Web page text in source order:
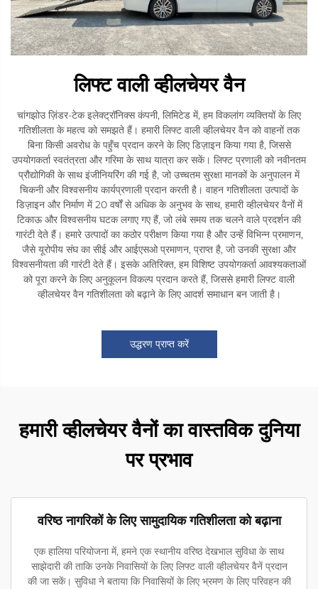
लिफ्ट वाली व्हीलचेयर वैन
चांगझोउ ज़िंडर-टेक इलेक्ट्रॉनिक्स कंपनी, लिमिटेड में, हम विकलांग व्यक्तियों के लिए
गतिशीलता के महत्व को समझते हैं। हमारी लिफ्ट वाली व्हीलचेयर वैन को वाहनों तक
बिना किसी अवरोध के पहुँच प्रदान करने के लिए डिज़ाइन किया गया है, जिससे
उपयोगकर्ता स्वतंत्रता और गरिमा के साथ यात्रा कर सकें। लिफ्ट प्रणाली को नवीनतम
प्रौद्योगिकी के साथ इंजीनियरिंग की गई है, जो उच्चतम सुरक्षा मानकों के अनुपालन में
चिकनी और विश्वसनीय कार्यप्रणाली प्रदान करती है। वाहन गतिशीलता उत्पादों के
डिज़ाइन और निर्माण में 20 वर्षों से अधिक के अनुभव के साथ, हमारी व्हीलचेयर वैनों में
टिकाऊ और विश्वसनीय घटक लगाए गए हैं, जो लंबे समय तक चलने वाले प्रदर्शन की
गारंटी देते हैं। हमारे उत्पादों का कठोर परीक्षण किया गया है और उन्हें विभिन्न प्रमाणन,
जैसे यूरोपीय संघ का सीई और आईएसओ प्रमाणन, प्राप्त है, जो उनकी सुरक्षा और
विश्वसनीयता की गारंटी देते हैं। इसके अतिरिक्त, हम विशिष्ट उपयोगकर्ता आवश्यकताओं
को पूरा करने के लिए अनुकूलन विकल्प प्रदान करते हैं, जिससे हमारी लिफ्ट वाली
व्हीलचेयर वैन गतिशीलता को बढ़ाने के लिए आदर्श समाधान बन जाती है।
उद्धरण प्राप्त करें
हमारी व्हीलचेयर वैनों का वास्तविक दुनिया
पर प्रभाव
वरिष्ठ नागरिकों के लिए सामुदायिक गतिशीलता को बढ़ाना
एक हालिया परियोजना में, हमने एक स्थानीय वरिष्ठ देखभाल सुविधा के साथ
साझेदारी की ताकि उनके निवासियों के लिए लिफ्ट वाली व्हीलचेयर वैनें प्रदान
की जा सकें। सुविधा ने बताया कि निवासियों के लिए भ्रमण के लिए परिवहन की